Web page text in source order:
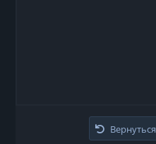
Вернуться